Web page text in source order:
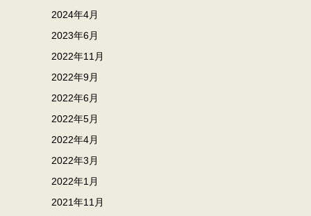
2024年4月
2023年6月
2022年11月
2022年9月
2022年6月
2022年5月
2022年4月
2022年3月
2022年1月
2021年11月